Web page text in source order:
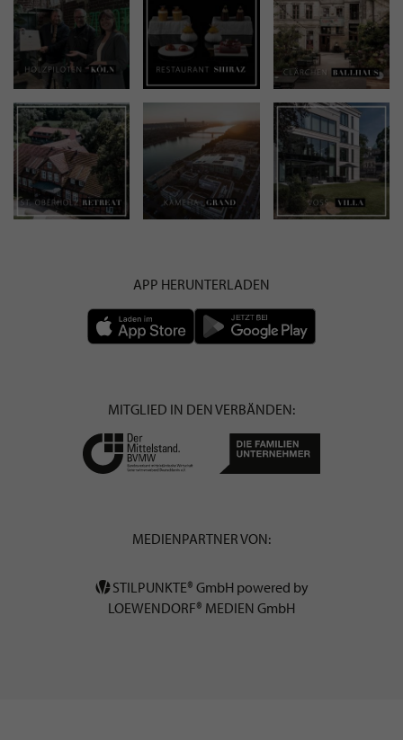
APP HERUNTERLADEN
MITGLIED IN DEN VERBÄNDEN:
MEDIENPARTNER VON:
STILPUNKTE® GmbH powered by
LOEWENDORF® MEDIEN GmbH